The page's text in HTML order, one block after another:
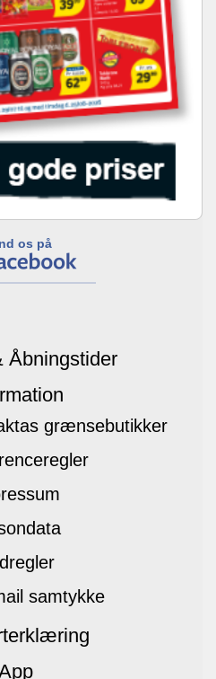
os på
Åbningstider
grænsebutikker
samtykke